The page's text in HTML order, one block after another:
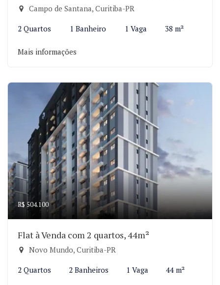
Campo de Santana, Curitiba-PR
2 Quartos 1 Banheiro 1 Vaga 38 m²
Mais informações
R$ 504.100
Flat à Venda com 2 quartos, 44m²
Novo Mundo, Curitiba-PR
2 Quartos 2 Banheiros 1 Vaga 44 m²